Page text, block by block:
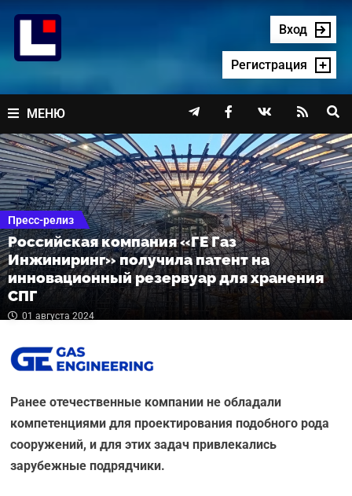
содержимому
Вход
Регистрация
МЕНЮ    
Пресс-релиз
Российская компания «ГЕ Газ
Инжиниринг» получила патент на
инновационный резервуар для хранения
СПГ
01 августа 2024
Ранее отечественные компании не обладали
компетенциями для проектирования подобного рода
сооружений, и для этих задач привлекались
зарубежные подрядчики.